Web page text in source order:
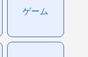
ゲーム